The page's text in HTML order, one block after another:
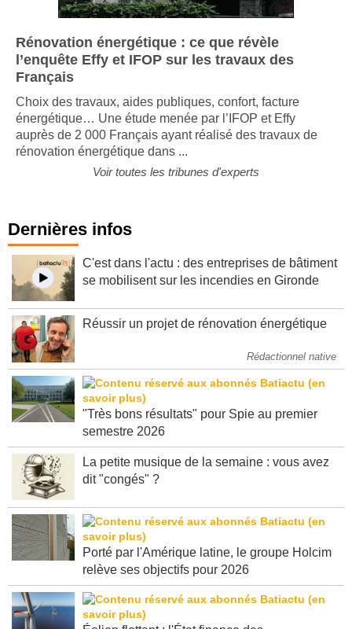
Rénovation énergétique : ce que révèle
l’enquête Effy et IFOP sur les travaux des
Français
Choix des travaux, aides publiques, confort, facture
énergétique… Une étude menée par l’IFOP et Effy
auprès de 2 000 Français ayant réalisé des travaux de
Dernières infos
C'est dans l'actu : des entreprises de bâtiment
Rédactionnel native
"Très bons résultats" pour Spie au premier
La petite musique de la semaine : vous avez
Porté par l'Amérique latine, le groupe Holcim